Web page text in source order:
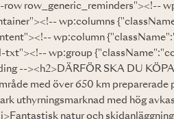
row_generic_reminders"><!--
wp:columns
wp:column
txt"><!-- wp:group
--><h2>DÄRFÖR SKA DU
med över 650 km preparerade
uthyrningsmarknad med hög
natur och